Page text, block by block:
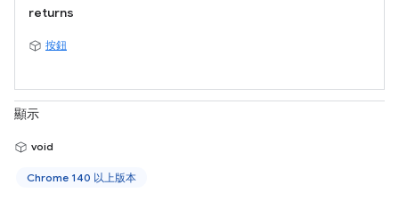
returns
按鈕
顯示
void
Chrome 140 以上版本